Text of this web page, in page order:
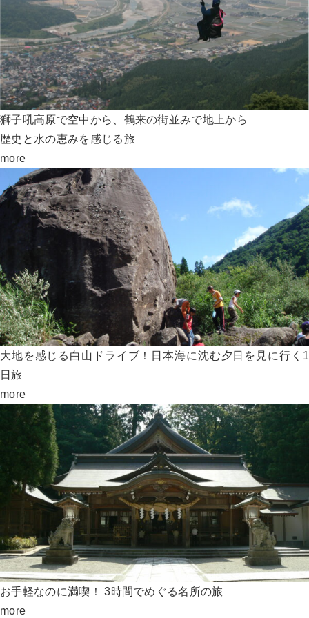
獅子吼高原で空中から、鶴来の街並みで地上から
歴史と水の恵みを感じる旅
more
大地を感じる白山ドライブ！日本海に沈む夕日を見に行く1
日旅
more
お手軽なのに満喫！ 3時間でめぐる名所の旅
more